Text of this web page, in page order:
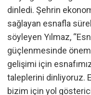
dinledi. Şehrin
sağlayan esnafla
söyleyen Yılmaz,
güçlenmesinde
gelişimi için
taleplerini dinliyoruz.
bizim için yol